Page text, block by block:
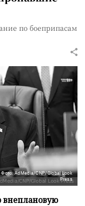
по боеприпасам
Фото: AdMedia/CNP/Global Look
Press